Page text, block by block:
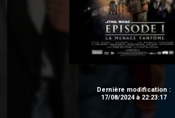
Dernière modification :
17/08/2024 à 22:23:17